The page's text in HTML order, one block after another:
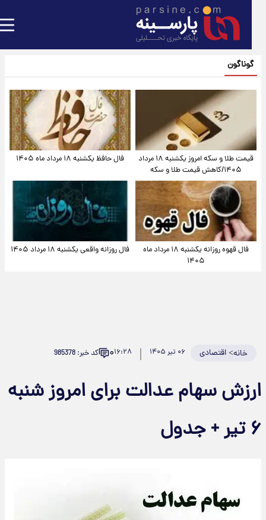
گوناگون
قیمت طلا و سکه امروز یکشنبه ۱۸ مرداد
۱۴۰۵/کاهش قیمت طلا و سکه
فال حافظ یکشنبه ۱۸ مرداد ماه ۱۴۰۵
فال قهوه روزانه یکشنبه ۱۸ مرداد ماه
۱۴۰۵
فال روزانه واقعی یکشنبه ۱۸ مرداد ۱۴۰۵
خانه>اقتصادی ۰۶ تیر ۱۴۰۵ ۱۶:۲۸۰ کد خبر: 985378
سهام عدالت برای امروز شنبه
جدول